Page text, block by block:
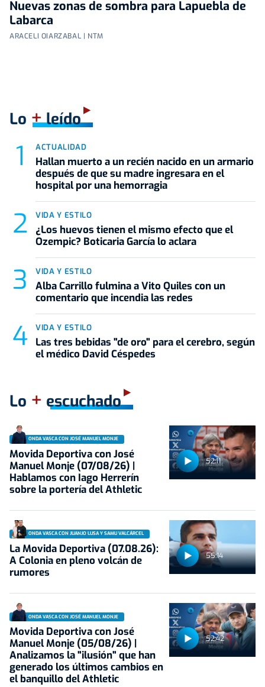
Nuevas zonas de sombra para Lapuebla de
Labarca
ARACELI OIARZABAL | NTM
Lo +leído
ACTUALIDAD
Hallan muerto a un recién nacido en un armario
después de que su madre ingresara en el
hospital por una hemorragia
VIDA Y ESTILO
¿Los huevos tienen el mismo efecto que el
Ozempic? Boticaria García lo aclara
VIDA Y ESTILO
Alba Carrillo fulmina a Vito Quiles con un
comentario que incendia las redes
VIDA Y ESTILO
Las tres bebidas "de oro" para el cerebro, según
el médico David Céspedes
Lo + escuchado
52:11
ONDA VASCA CON JOSÉ MANUEL MONJE
Movida Deportiva con José
Manuel Monje (07/08/26) |
Hablamos con Iago Herrerín
sobre la portería del Athletic
55:14
ONDA VASCA CON JUANJO LUSA Y SAMU VALCÁRCEL
La Movida Deportiva (07.08.26):
A Colonia en pleno volcán de
rumores
52:42
ONDA VASCA CON JOSÉ MANUEL MONJE
Movida Deportiva con José
Manuel Monje (05/08/26) |
Analizamos la "ilusión" que han
generado los últimos cambios en
el banquillo del Athletic